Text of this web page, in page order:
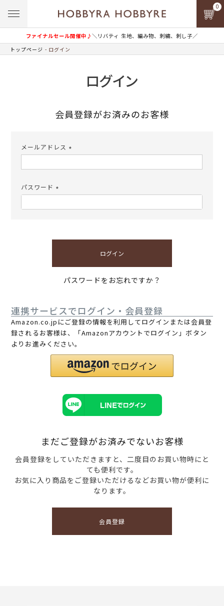
ファイナルセール開催中♪＼リバティ 生地、編み物、刺繍、刺し子／
0
トップページ ログイン
ログイン
会員登録がお済みのお客様
メールアドレス
須)
パスワード
須)
ログイン
パスワードをお忘れですか？
連携サービスでログイン・会員登録
Amazon.co.jpにご登録の情報を利用してログインまたは会員登
録されるお客様は、「Amazonアカウントでログイン」ボタン
よりお進みください。
まだご登録がお済みでないお客様
会員登録をしていただきますと、二度目のお買い物時にと
ても便利です。
お気に入り商品をご登録いただけるなどお買い物が便利に
なります。
会員登録